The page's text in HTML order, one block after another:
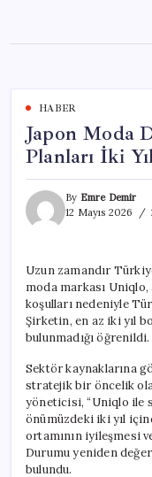
content
HABER
Japon Moda
Planları İki
By Emre Demir
12 Mayıs 2026
Uzun zamandır
moda markası
koşulları nedeniyle
Şirketin, en az iki yıl
bulunmadığı öğrenildi.
Sektör kaynaklarına
stratejik bir öncelik
yöneticisi, “Uniqlo ile
önümüzdeki iki yıl
ortamının iyileşmesi
Durumu yeniden
bulundu.